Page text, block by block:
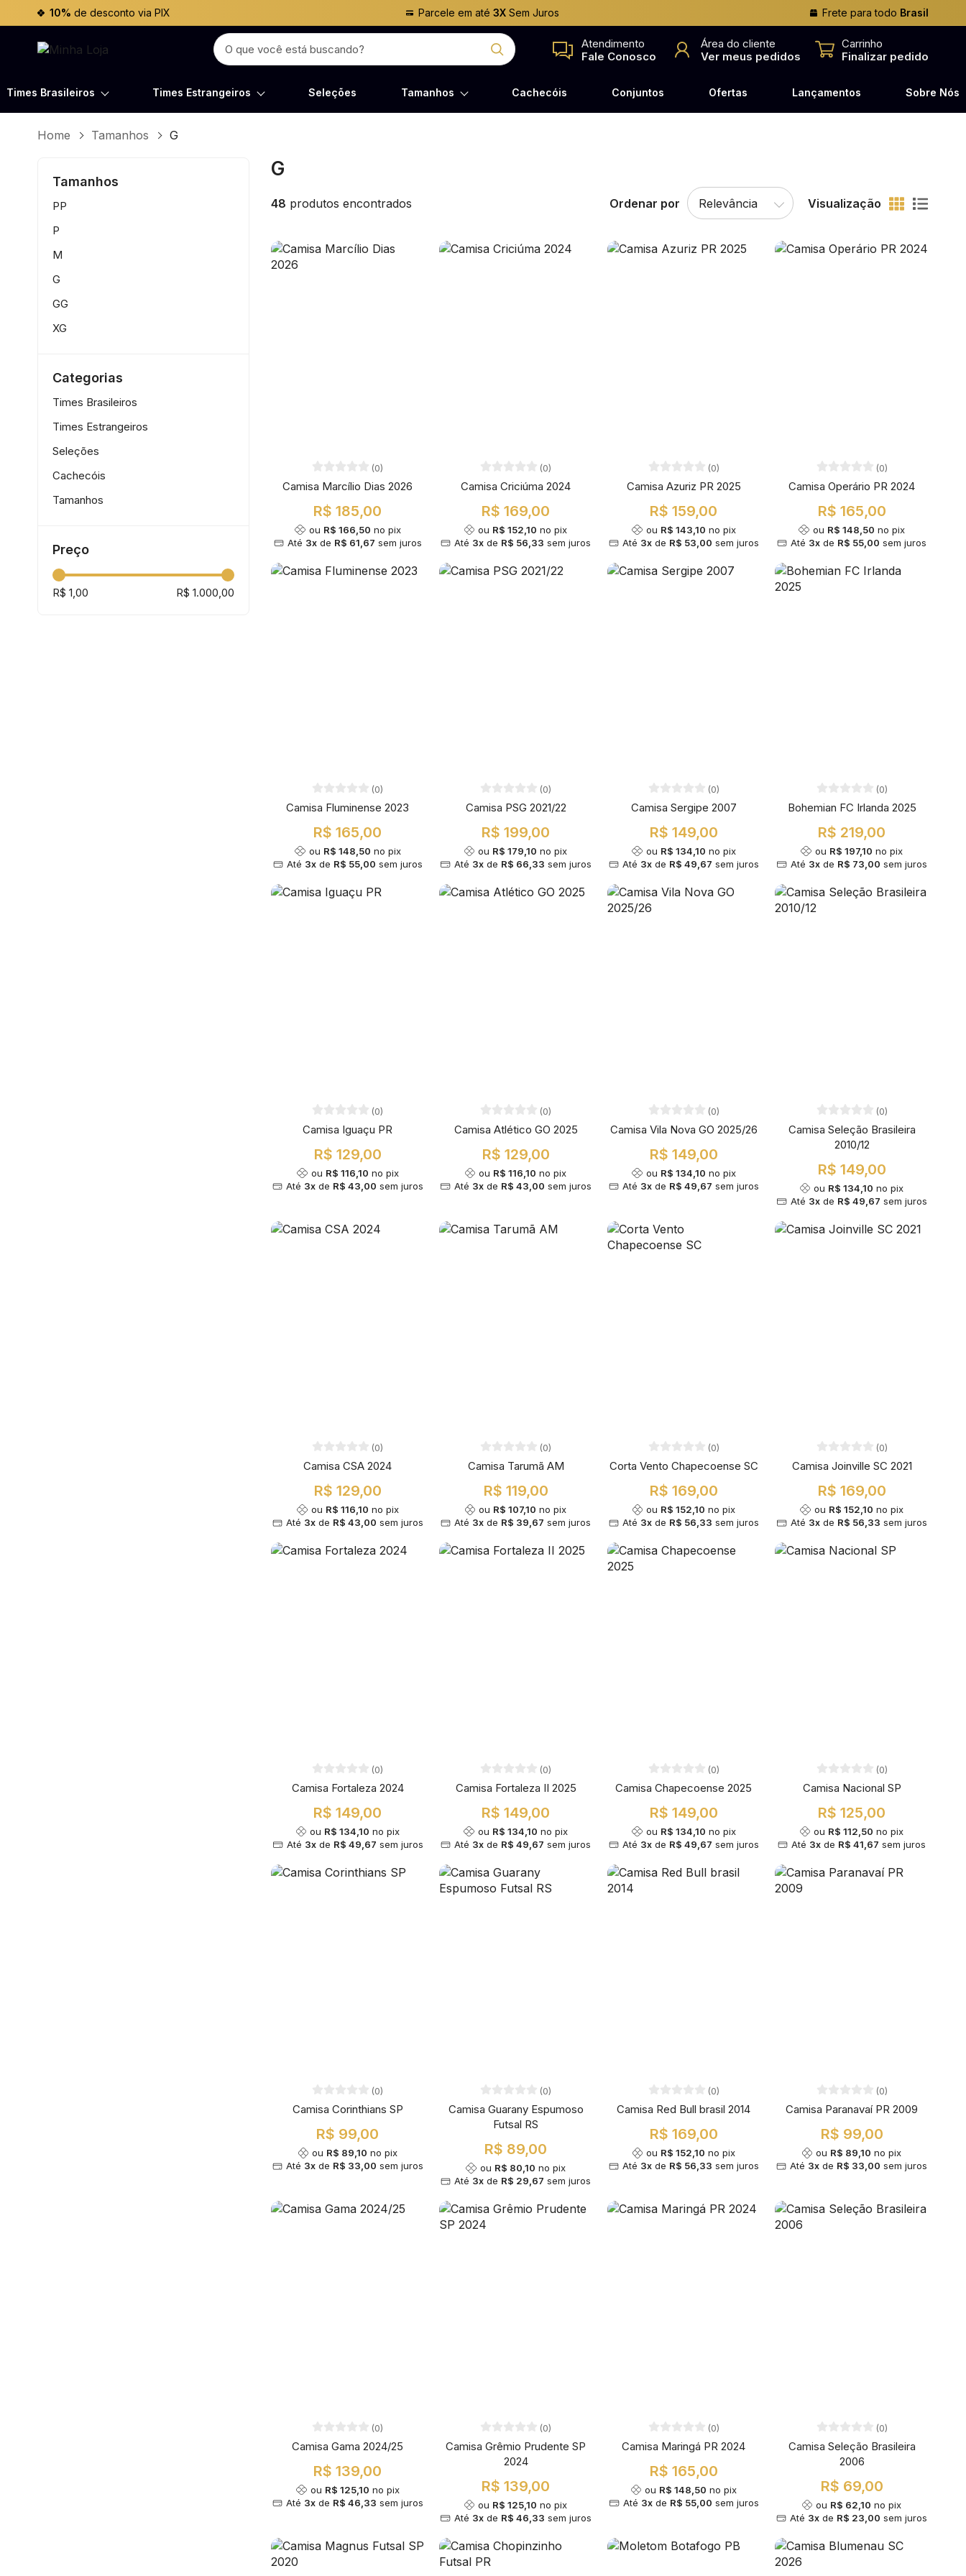
10% de desconto via PIX Parcele em até3X Sem Juros Frete para todo Brasil
Atendimento
Fale Conosco
Área do cliente
Ver meus pedidos
Carrinho
Finalizar pedido
Times Brasileiros Times Estrangeiros Seleções Tamanhos Cachecóis Conjuntos Ofertas Lançamentos Sobre Nós
Home Tamanhos G
Tamanhos
PP
P
M
G
GG
XG
4GG
Categorias
Times Brasileiros
Times Estrangeiros
Seleções
Cachecóis
Tamanhos
Preço
R$ 1,00 R$ 1.000,00
G
48 produtos encontrados Ordenar por Visualização
(0)
Camisa Marcílio Dias 2026
R$ 185,00
ou R$ 166,50 no pix
Até 3x de R$ 61,67 sem juros
(0)
Camisa Criciúma 2024
R$ 169,00
ou R$ 152,10 no pix
Até 3x de R$ 56,33 sem juros
(0)
Camisa Azuriz PR 2025
R$ 159,00
ou R$ 143,10 no pix
Até 3x de R$ 53,00 sem juros
(0)
Camisa Operário PR 2024
R$ 165,00
ou R$ 148,50 no pix
Até 3x de R$ 55,00 sem juros
(0)
Camisa Fluminense 2023
R$ 165,00
ou R$ 148,50 no pix
Até 3x de R$ 55,00 sem juros
(0)
Camisa PSG 2021/22
R$ 199,00
ou R$ 179,10 no pix
Até 3xde R$ 66,33 sem juros
(0)
Camisa Sergipe 2007
R$ 149,00
ou R$ 134,10 no pix
Até 3x de R$ 49,67 sem juros
(0)
Bohemian FC Irlanda 2025
R$ 219,00
ou R$ 197,10 no pix
Até 3xde R$ 73,00 sem juros
(0)
Camisa Iguaçu PR
R$ 129,00
ou R$ 116,10 no pix
Até 3x de R$ 43,00 sem juros
(0)
Camisa Atlético GO 2025
R$ 129,00
ou R$ 116,10 no pix
Até 3xde R$ 43,00 sem juros
(0)
Camisa Vila Nova GO 2025/26
R$ 149,00
ou R$ 134,10 no pix
Até 3x de R$ 49,67 sem juros
(0)
Camisa Seleção Brasileira
2010/12
R$ 149,00
ou R$ 134,10 no pix
Até 3xde R$ 49,67 sem juros
(0)
Camisa CSA 2024
R$ 129,00
ou R$ 116,10 no pix
Até 3x de R$ 43,00 sem juros
(0)
Camisa Tarumã AM
R$ 119,00
ou R$ 107,10 no pix
Até 3x de R$ 39,67 sem juros
(0)
Corta Vento Chapecoense SC
R$ 169,00
ou R$ 152,10 no pix
Até 3x de R$ 56,33 sem juros
(0)
Camisa Joinville SC 2021
R$ 169,00
ou R$ 152,10 no pix
Até 3xde R$ 56,33 sem juros
(0)
Camisa Fortaleza 2024
R$ 149,00
ou R$ 134,10 no pix
Até 3xde R$ 49,67 sem juros
(0)
Camisa Fortaleza II 2025
R$ 149,00
ou R$ 134,10 no pix
Até 3x de R$ 49,67 sem juros
(0)
Camisa Chapecoense 2025
R$ 149,00
ou R$ 134,10 no pix
Até 3x de R$ 49,67 sem juros
(0)
Camisa Nacional SP
R$ 125,00
ou R$ 112,50 no pix
Até 3x de R$ 41,67 sem juros
(0)
Camisa Corinthians SP
R$ 99,00
ou R$ 89,10 no pix
Até 3x de R$ 33,00 sem juros
(0)
Camisa Guarany Espumoso
Futsal RS
R$ 89,00
ou R$ 80,10 no pix
Até 3x de R$ 29,67 sem juros
(0)
Camisa Red Bull brasil 2014
R$ 169,00
ou R$ 152,10 no pix
Até 3x de R$ 56,33 sem juros
(0)
Camisa Paranavaí PR 2009
R$ 99,00
ou R$ 89,10 no pix
Até 3x de R$ 33,00 sem juros
(0)
Camisa Gama 2024/25
R$ 139,00
ou R$ 125,10 no pix
Até 3x de R$ 46,33 sem juros
(0)
Camisa Grêmio Prudente SP
2024
R$ 139,00
ou R$ 125,10 no pix
Até 3xde R$ 46,33 sem juros
(0)
Camisa Maringá PR 2024
R$ 165,00
ou R$ 148,50 no pix
Até 3xde R$ 55,00 sem juros
(0)
Camisa Seleção Brasileira
2006
R$ 69,00
ou R$ 62,10 no pix
Até 3x de R$ 23,00 sem juros